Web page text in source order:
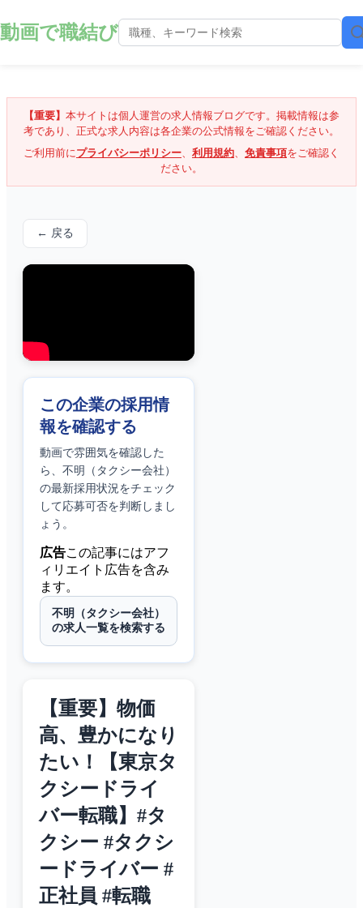
動画で職結び
【重要】 本サイトは個人運営の求人情報ブログです。掲載情報は参
考であり、正式な求人内容は各企業の公式情報をご確認ください。
ご利用前にプライバシーポリシー、 利用規約、 免責事項をご確認く
ださい。
← 戻る
この企業の採用情
報を確認する
動画で雰囲気を確認した
ら、 不明（タクシー会社）
の最新採用状況をチェック
して応募可否を判断しまし
ょう。
広告この記事にはアフ
ィリエイト広告を含み
ます。
不明（タクシー会社）
の求人一覧を検索する
【重要】物価
高、豊かになり
たい！【東京タ
クシードライ
バー転職】#タ
クシー #タクシ
ードライバー #
正社員 #転職